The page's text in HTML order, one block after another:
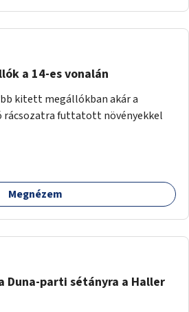
a 14-es vonalán
kitett megállókban akár a
rácsozatra futtatott növényekkel
Megnézem
Duna-parti sétányra a Haller